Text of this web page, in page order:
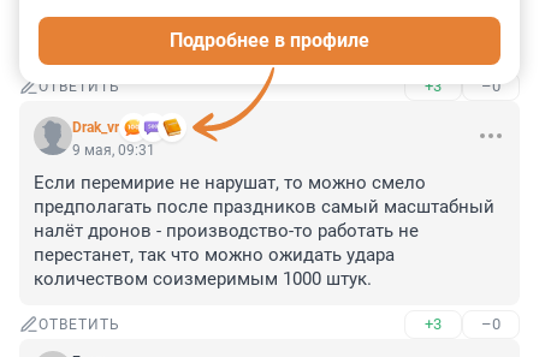
Один объявил, другой разрешил. Ура, товарищи!!
ОТВЕТИТЬ +3 –0
Drak_vr
Подробнее в профиле
9 мая, 09:31
Если перемирие не нарушат, то можно смело
предполагать после праздников самый масштабный
налёт дронов - производство-то работать не
перестанет, так что можно ожидать удара
количеством соизмеримым 1000 штук.
ОТВЕТИТЬ +3 –0